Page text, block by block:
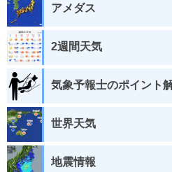
アメダス
2週間天気
気象予報士のポイント
世界天気
地震情報